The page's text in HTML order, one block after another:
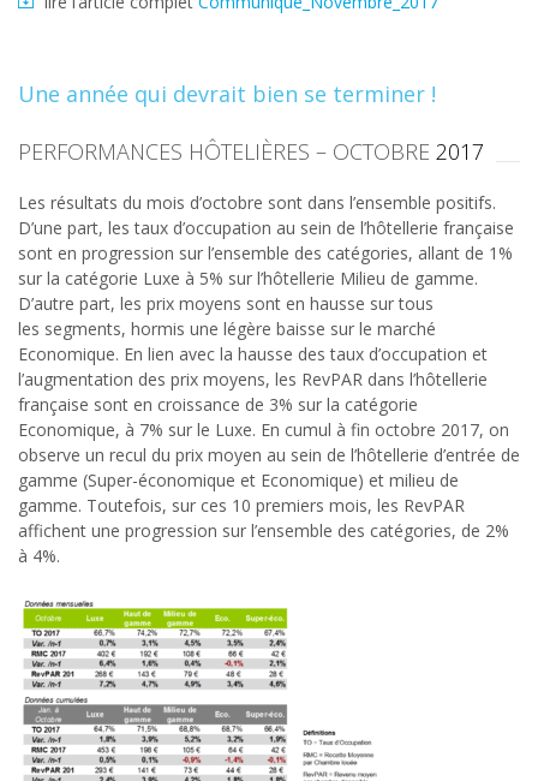
Une année qui devrait bien se terminer !
PERFORMANCES HÔTELIÈRES – OCTOBRE 2017
Les résultats du mois d’octobre sont dans l’ensemble positifs.
D’une part, les taux d’occupation au sein de l’hôtellerie française
sont en progression sur l’ensemble des catégories, allant de 1%
sur la catégorie Luxe à 5% sur l’hôtellerie Milieu de gamme.
D’autre part, les prix moyens sont en hausse sur tous
les segments, hormis une légère baisse sur le marché
Economique. En lien avec la hausse des taux d’occupation et
l’augmentation des prix moyens, les RevPAR dans l’hôtellerie
française sont en croissance de 3% sur la catégorie
Economique, à 7% sur le Luxe. En cumul à fin octobre 2017, on
observe un recul du prix moyen au sein de l’hôtellerie d’entrée de
gamme (Super-économique et Economique) et milieu de
gamme. Toutefois, sur ces 10 premiers mois, les RevPAR
affichent une progression sur l’ensemble des catégories, de 2%
à 4%.